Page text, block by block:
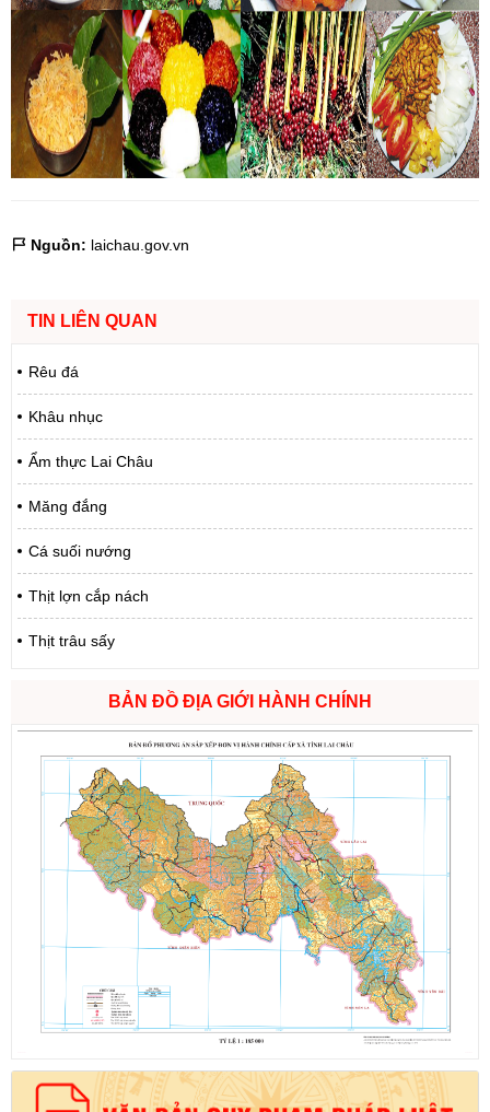
Nguồn: laichau.gov.vn
TIN LIÊN QUAN
Rêu đá
Khâu nhục
Ẩm thực Lai Châu
Măng đắng
Cá suối nướng
Thịt lợn cắp nách
Thịt trâu sấy
BẢN ĐỒ ĐỊA GIỚI HÀNH CHÍNH